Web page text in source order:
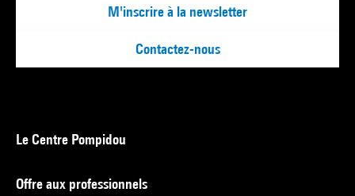
M'inscrire à la newsletter
Contactez-nous
Le Centre Pompidou
Offre aux professionnels